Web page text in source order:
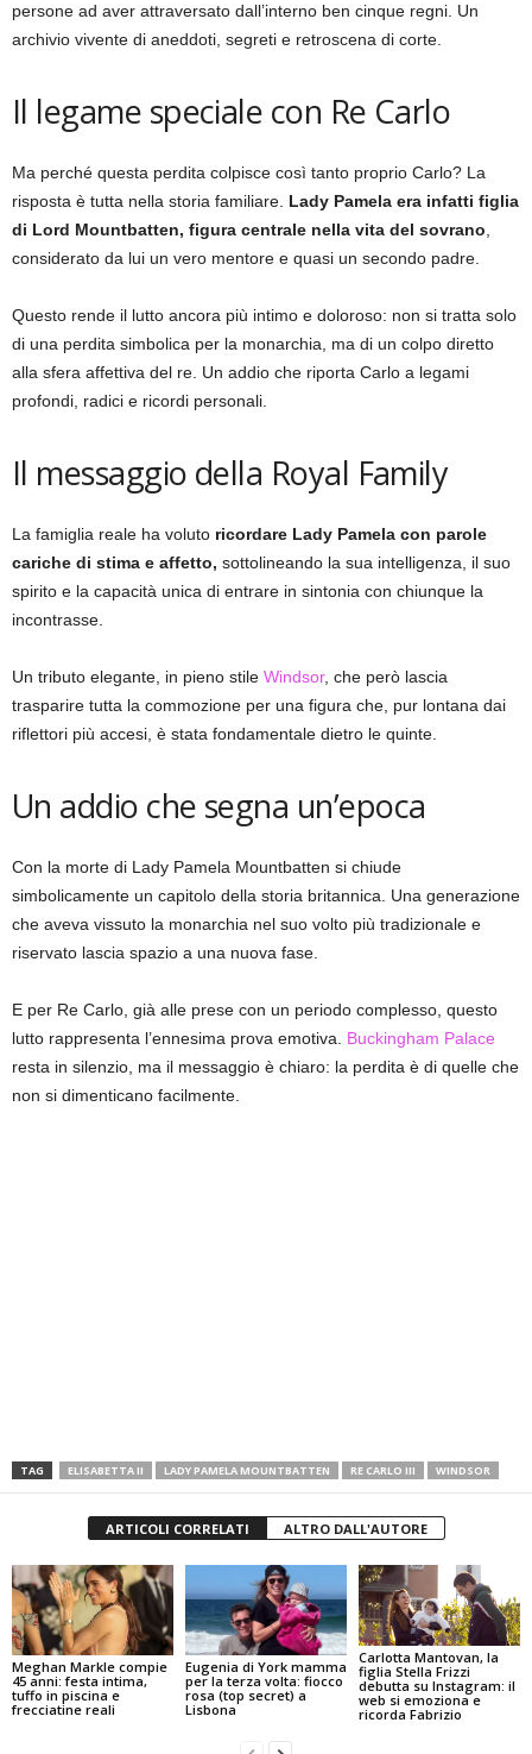
persone ad aver attraversato dall’interno ben cinque regni. Un
archivio vivente di aneddoti, segreti e retroscena di corte.
Il legame speciale con Re Carlo
Ma perché questa perdita colpisce così tanto proprio Carlo? La
risposta è tutta nella storia familiare. Lady Pamela era infatti figlia
di Lord Mountbatten, figura centrale nella vita del sovrano
considerato da lui un vero mentore e quasi un secondo padre.
Questo rende il lutto ancora più intimo e doloroso: non si tratta solo
di una perdita simbolica per la monarchia, ma di un colpo diretto
alla sfera affettiva del re. Un addio che riporta Carlo a legami
profondi, radici e ricordi personali.
Il messaggio della Royal Family
La famiglia reale ha voluto ricordare Lady Pamela con parole
cariche di stima e affetto, sottolineando la sua intelligenza, il suo
spirito e la capacità unica di entrare in sintonia con chiunque la
incontrasse.
Un tributo elegante, in pieno stile Windsor, che però lascia
trasparire tutta la commozione per una figura che, pur lontana dai
riflettori più accesi, è stata fondamentale dietro le quinte.
Un addio che segna un’epoca
Con la morte di Lady Pamela Mountbatten si chiude
simbolicamente un capitolo della storia britannica. Una generazione
che aveva vissuto la monarchia nel suo volto più tradizionale e
riservato lascia spazio a una nuova fase.
E per Re Carlo, già alle prese con un periodo complesso, questo
lutto rappresenta l’ennesima prova emotiva. Buckingham Palace
resta in silenzio, ma il messaggio è chiaro: la perdita è di quelle che
non si dimenticano facilmente.
TAG ELISABETTA II LADY PAMELA MOUNTBATTEN RE CARLO III WINDSOR
ARTICOLI CORRELATI ALTRO DALL'AUTORE
Meghan Markle compie
45 anni: festa intima,
tuffo in piscina e
frecciatine reali
Eugenia di York mamma
per la terza volta: fiocco
rosa (top secret) a
Lisbona
Carlotta Mantovan, la
figlia Stella Frizzi
debutta su Instagram: il
web si emoziona e
ricorda Fabrizio